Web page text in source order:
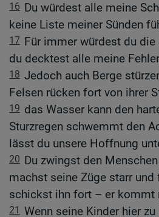
16 Du würdest alle meine
keine Liste meiner Sünden
17 Für immer würdest du die
du decktest alle meine
18 Jedoch auch Berge
Felsen rücken fort von ihrer
19 das Wasser kann den
Sturzregen schwemmt den
lässt du unsere Hoffnung
20 Du zwingst den
machst seine Züge starr
schickst ihn fort – er kommt
21 Wenn seine Kinder hier